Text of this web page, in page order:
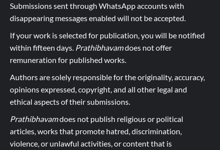
Submissions sent through WhatsApp accounts with
disappearing messages enabled will not be accepted.
If your work is selected for publication, you will be notified
within fifteen days. Prathibhavamdoes not offer
remuneration for published works.
Authors are solely responsible for the originality, accuracy,
opinions expressed, copyright, and all other legal and
ethical aspects of their submissions.
Prathibhavamdoes not publish religious or political
articles, works that promote hatred, discrimination,
violence, or unlawful activities, or content that is